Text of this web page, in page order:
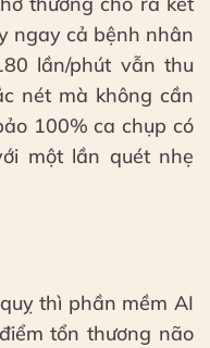
ngay cả bệnh nhân
lần/phút vẫn thu
nét mà không cần
100% ca chụp có
một lần quét nhẹ
thì phần mềm AI
tổn thương não